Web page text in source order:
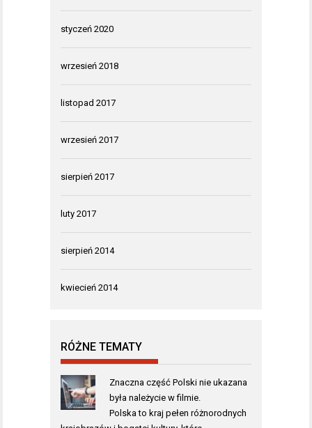
styczeń 2020
wrzesień 2018
listopad 2017
wrzesień 2017
sierpień 2017
luty 2017
sierpień 2014
kwiecień 2014
RÓŻNE TEMATY
Znaczna część Polski nie ukazana
była należycie w filmie.
Polska to kraj pełen różnorodnych